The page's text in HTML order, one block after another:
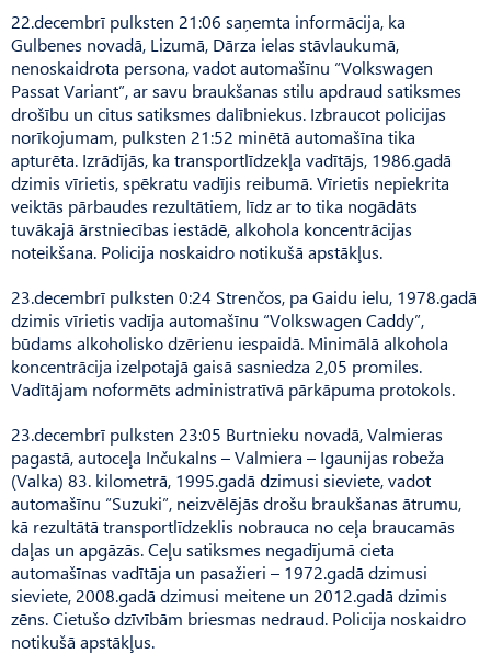
22.decembrī pulksten 21:06 saņemta informācija, ka
Gulbenes novadā, Lizumā, Dārza ielas stāvlaukumā,
nenoskaidrota persona, vadot automašīnu “Volkswagen
Passat Variant”, ar savu braukšanas stilu apdraud satiksmes
drošību un citus satiksmes dalībniekus. Izbraucot policijas
norīkojumam, pulksten 21:52 minētā automašīna tika
apturēta. Izrādījās, ka transportlīdzekļa vadītājs, 1986.gadā
dzimis vīrietis, spēkratu vadījis reibumā. Vīrietis nepiekrita
veiktās pārbaudes rezultātiem, līdz ar to tika nogādāts
tuvākajā ārstniecības iestādē, alkohola koncentrācijas
noteikšana. Policija noskaidro notikušā apstākļus.
23.decembrī pulksten 0:24 Strenčos, pa Gaidu ielu, 1978.gadā
dzimis vīrietis vadīja automašīnu “Volkswagen Caddy”,
būdams alkoholisko dzērienu iespaidā. Minimālā alkohola
koncentrācija izelpotajā gaisā sasniedza 2,05 promiles.
Vadītājam noformēts administratīvā pārkāpuma protokols.
23.decembrī pulksten 23:05 Burtnieku novadā, Valmieras
pagastā, autoceļa Inčukalns – Valmiera – Igaunijas robeža
(Valka) 83. kilometrā, 1995.gadā dzimusi sieviete, vadot
automašīnu “Suzuki”, neizvēlējās drošu braukšanas ātrumu,
kā rezultātā transportlīdzeklis nobrauca no ceļa braucamās
daļas un apgāzās. Ceļu satiksmes negadījumā cieta
automašīnas vadītāja un pasažieri – 1972.gadā dzimusi
sieviete, 2008.gadā dzimusi meitene un 2012.gadā dzimis
zēns. Cietušo dzīvībām briesmas nedraud. Policija noskaidro
notikušā apstākļus.